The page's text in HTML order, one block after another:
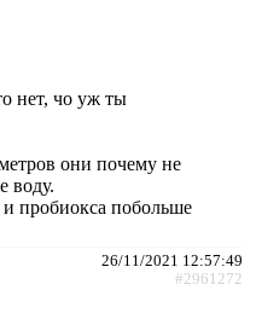
нет, чо уж ты
они почему не
воду.
и пробиокса побольше
26/11/2021 12:57:49
#2961272